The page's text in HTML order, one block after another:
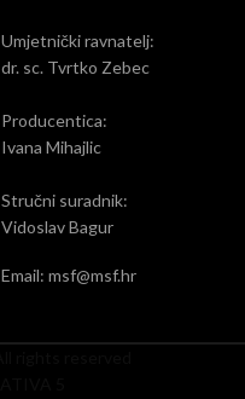
Umjetnički ravnatelj:
dr. sc. Tvrtko Zebec
Producentica:
Ivana Mihajlic
Stručni suradnik:
Vidoslav Bagur
Email: msf@msf.hr